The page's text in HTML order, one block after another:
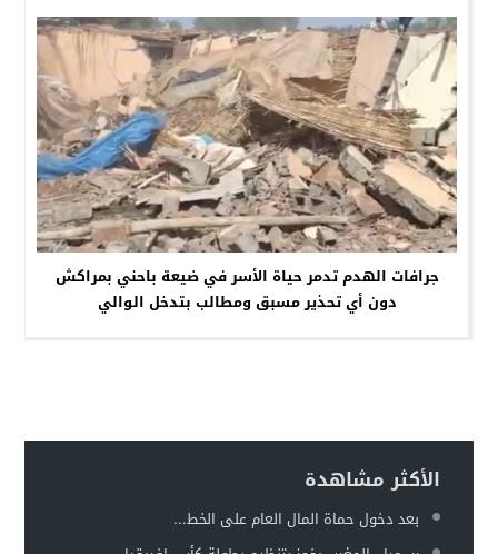
جرافات الهدم تدمر حياة الأسر في ضيعة باحني بمراكش
دون أي تحذير مسبق ومطالب بتدخل الوالي
الأكثر مشاهدة
بعد دخول حماة المال العام على الخط...